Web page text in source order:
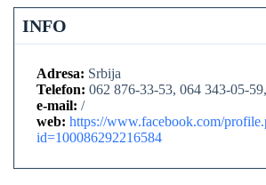
INFO
Adresa: Srbija
Telefon: 062 876-33-53, 064 343-05-
e-mail: /
web: https://www.facebook.com/
id=100086292216584